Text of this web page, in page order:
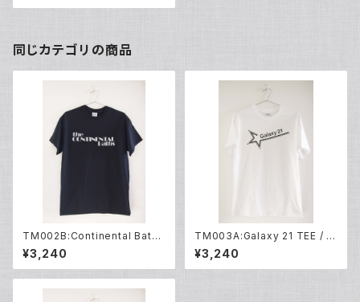
同じカテゴリの商品
TM002B:Continental Baths
TEE / BLK
¥3,240
TM003A:Galaxy 21 TEE / W
HT
¥3,240